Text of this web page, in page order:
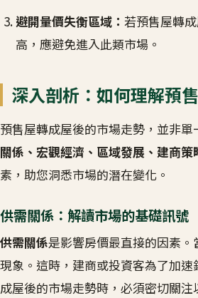
避開量價失衡區域：若預售屋轉
高，應避免進入此類市場。
深入剖析：如何理解預
預售屋轉成屋後的市場走勢，並非
關係、宏觀經濟、區域發展、建商策
素，助您洞悉市場的潛在變化。
供需關係：解讀市場的基礎訊號
供需關係是影響房價最直接的因素
現象。這時，建商或投資客為了加
成屋後的市場走勢時，必須密切關注